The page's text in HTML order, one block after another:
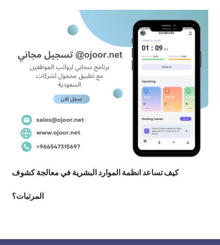
كيف تساعد انظمة الموارد البشرية في معالجة كشوف
المرتبات؟